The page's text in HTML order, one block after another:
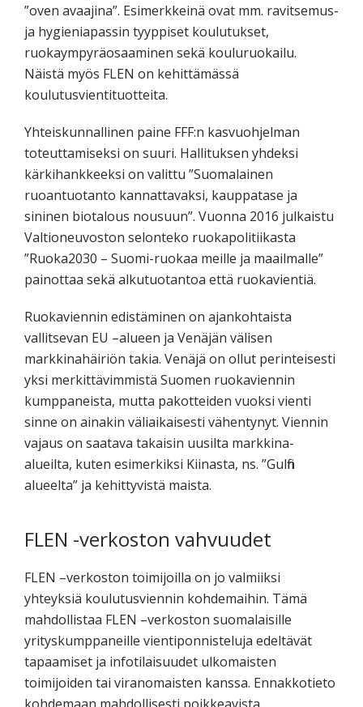
”oven avaajina”. Esimerkkeinä ovat mm. ravitsemus-
ja hygieniapassin tyyppiset koulutukset,
ruokaympyräosaaminen sekä kouluruokailu.
Näistä myös FLEN on kehittämässä
koulutusvientituotteita.
Yhteiskunnallinen paine FFF:n kasvuohjelman
toteuttamiseksi on suuri. Hallituksen yhdeksi
kärkihankkeeksi on valittu ”Suomalainen
ruoantuotanto kannattavaksi, kauppatase ja
sininen biotalous nousuun”. Vuonna 2016 julkaistu
Valtioneuvoston selonteko ruokapolitiikasta
”Ruoka2030 – Suomi-ruokaa meille ja maailmalle”
painottaa sekä alkutuotantoa että ruokavientiä.
Ruokaviennin edistäminen on ajankohtaista
vallitsevan EU –alueen ja Venäjän välisen
markkinahäiriön takia. Venäjä on ollut perinteisesti
yksi merkittävimmistä Suomen ruokaviennin
kumppaneista, mutta pakotteiden vuoksi vienti
sinne on ainakin väliaikaisesti vähentynyt. Viennin
vajaus on saatava takaisin uusilta markkina-
alueilta, kuten esimerkiksi Kiinasta, ns. ”Gulfin
alueelta” ja kehittyvistä maista.
FLEN -verkoston vahvuudet
FLEN –verkoston toimijoilla on jo valmiiksi
yhteyksiä koulutusviennin kohdemaihin. Tämä
mahdollistaa FLEN –verkoston suomalaisille
yrityskumppaneille vientiponnisteluja edeltävät
tapaamiset ja infotilaisuudet ulkomaisten
toimijoiden tai viranomaisten kanssa. Ennakkotieto